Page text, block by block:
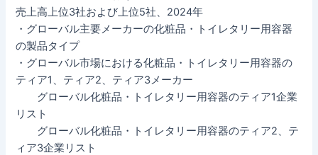
売上高上位3社および上位5社、2024年
・グローバル主要メーカーの化粧品・トイレタリー用容器
の製品タイプ
・グローバル市場における化粧品・トイレタリー用容器の
ティア1、ティア2、ティア3メーカー
グローバル化粧品・トイレタリー用容器のティア1企業
リスト
グローバル化粧品・トイレタリー用容器のティア2、テ
ィア3企業リスト